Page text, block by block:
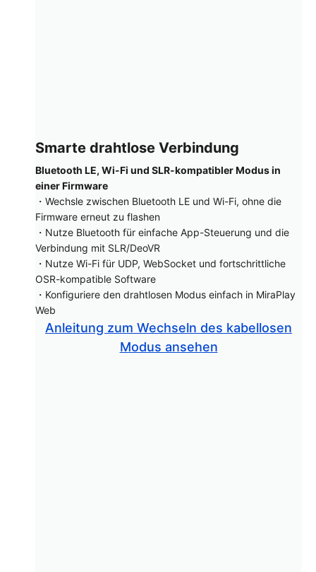
Smarte drahtlose Verbindung
Bluetooth LE, Wi-Fi und SLR-kompatibler Modus in
einer Firmware
・Wechsle zwischen Bluetooth LE und Wi-Fi, ohne die
Firmware erneut zu flashen
・Nutze Bluetooth für einfache App-Steuerung und die
Verbindung mit SLR/DeoVR
・Nutze Wi-Fi für UDP, WebSocket und fortschrittliche
OSR-kompatible Software
・Konfiguriere den drahtlosen Modus einfach in MiraPlay
Web
Anleitung zum Wechseln des kabellosen
Modus ansehen